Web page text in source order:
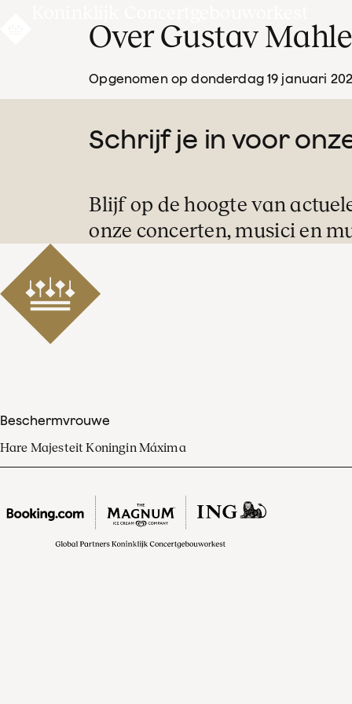
Over Gustav
Opgenomen op donderdag 19 januari
Schrijf je in voor
Blijf op de hoogte van
onze concerten, musici en
Beschermvrouwe
Hare Majesteit Koningin Máxima